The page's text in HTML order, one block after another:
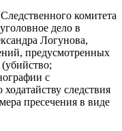
комитета
дело в
Логунова,
предусмотренных
с
следствия
пресечения в виде